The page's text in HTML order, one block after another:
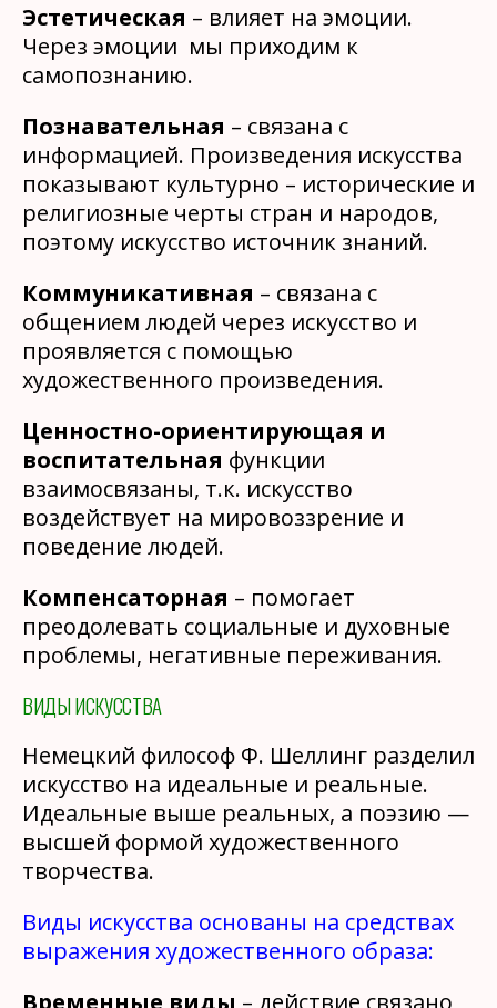
Эстетическая – влияет на эмоции.
Через эмоции мы приходим к
самопознанию.
Познавательная – связана с
информацией. Произведения искусства
показывают культурно – исторические и
религиозные черты стран и народов,
поэтому искусство источник знаний.
Коммуникативная – связана с
общением людей через искусство и
проявляется с помощью
художественного произведения.
Ценностно-ориентирующая и
воспитательная функции
взаимосвязаны, т.к. искусство
воздействует на мировоззрение и
поведение людей.
Компенсаторная – помогает
преодолевать социальные и духовные
проблемы, негативные переживания.
ВИДЫ ИСКУССТВА
Немецкий философ Ф. Шеллинг разделил
искусство на идеальные и реальные.
Идеальные выше реальных, а поэзию —
высшей формой художественного
творчества.
Виды искусства основаны на средствах
выражения художественного образа:
Временные виды – действие связано